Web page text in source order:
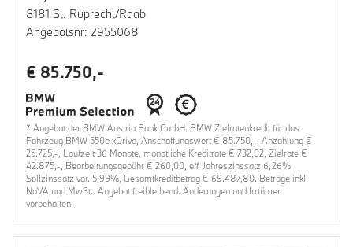
8181 St. Ruprecht/Raab
Angebotsnr: 2955068
€ 85.750,-
* Angebot der BMW Austria Bank GmbH. BMW Zielratenkredit für das
Fahrzeug BMW 550e xDrive, Anschaffungswert € 85.750,-, Anzahlung €
25.725,-, Laufzeit 36 Monate, monatliche Kreditrate € 732,02, Zielrate €
42.875,-, Bearbeitungsgebühr € 260,00, eff. Jahreszinssatz 6,26%,
Sollzinssatz var. 5,99%, Gesamtkreditbetrag € 69.487,80. Beträge inkl.
NoVA und MwSt.. Angebot freibleibend. Änderungen und Irrtümer
vorbehalten.